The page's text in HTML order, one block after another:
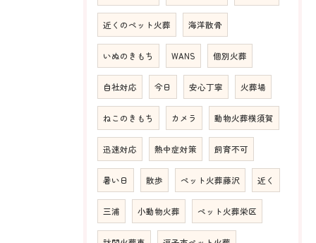
近くのペット火葬 海洋散骨
いぬのきもち WANS 個別火葬
自社対応 今日 安心丁寧 火葬場
ねこのきもち カメラ 動物火葬横須賀
迅速対応 熱中症対策 飼育不可
暑い日 散歩 ペット火葬藤沢 近く
三浦 小動物火葬 ペット火葬栄区